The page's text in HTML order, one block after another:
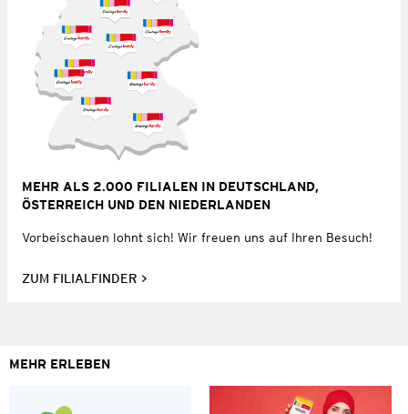
MEHR ALS 2.000 FILIALEN IN DEUTSCHLAND,
ÖSTERREICH UND DEN NIEDERLANDEN
Vorbeischauen lohnt sich! Wir freuen uns auf Ihren Besuch!
ZUM FILIALFINDER
MEHR ERLEBEN